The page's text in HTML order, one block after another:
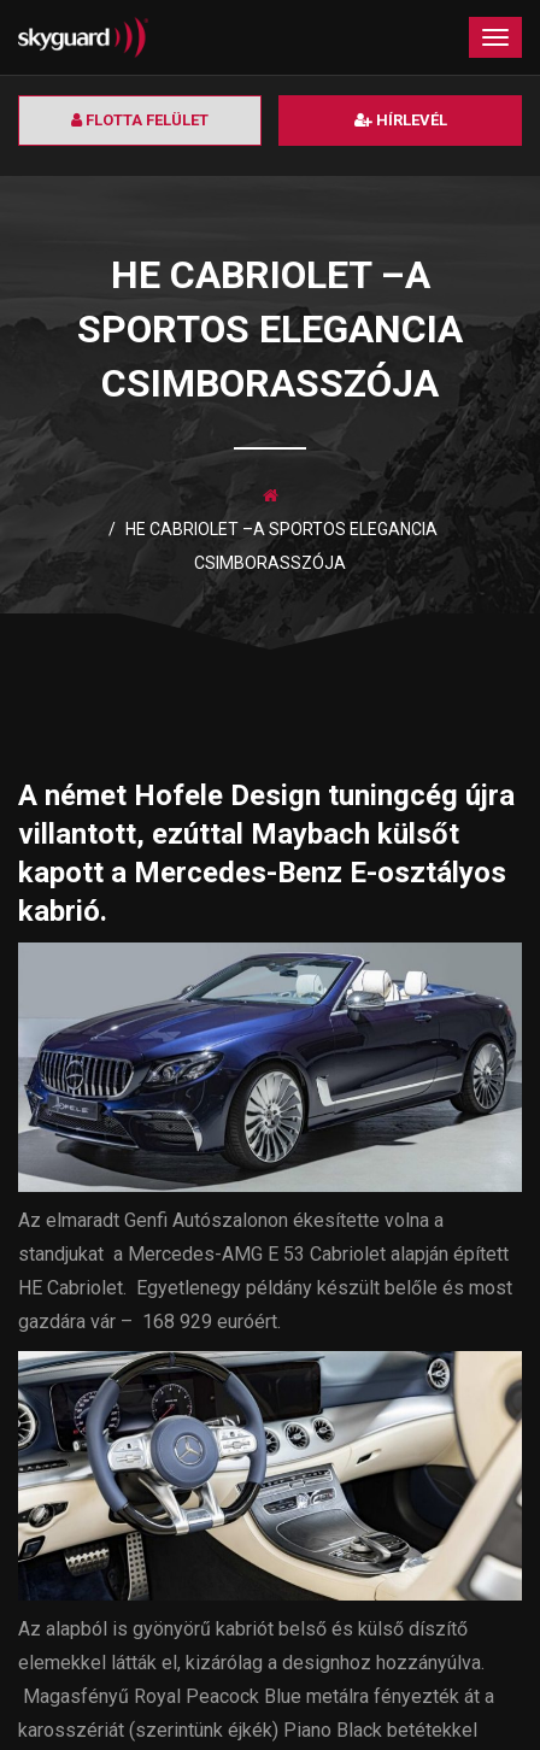
FLOTTA FELÜLET HÍRLEVÉL
×
HE CABRIOLET –A
SPORTOS ELEGANCIA
CSIMBORASSZÓJA
HE CABRIOLET –A SPORTOS ELEGANCIA
CSIMBORASSZÓJA
A német Hofele Design tuningcég újra
villantott, ezúttal Maybach külsőt
kapott a Mercedes-Benz E-osztályos
kabrió.
Az elmaradt Genfi Autószalonon ékesítette volna a
standjukat a Mercedes-AMG E 53 Cabriolet alapján épített
HE Cabriolet. Egyetlenegy példány készült belőle és most
gazdára vár – 168 929 euróért.
Az alapból is gyönyörű kabriót belső és külső díszítő
elemekkel látták el, kizárólag a designhoz hozzányúlva.
Magasfényű Royal Peacock Blue metálra fényezték át a
karosszériát (szerintünk éjkék) Piano Black betétekkel